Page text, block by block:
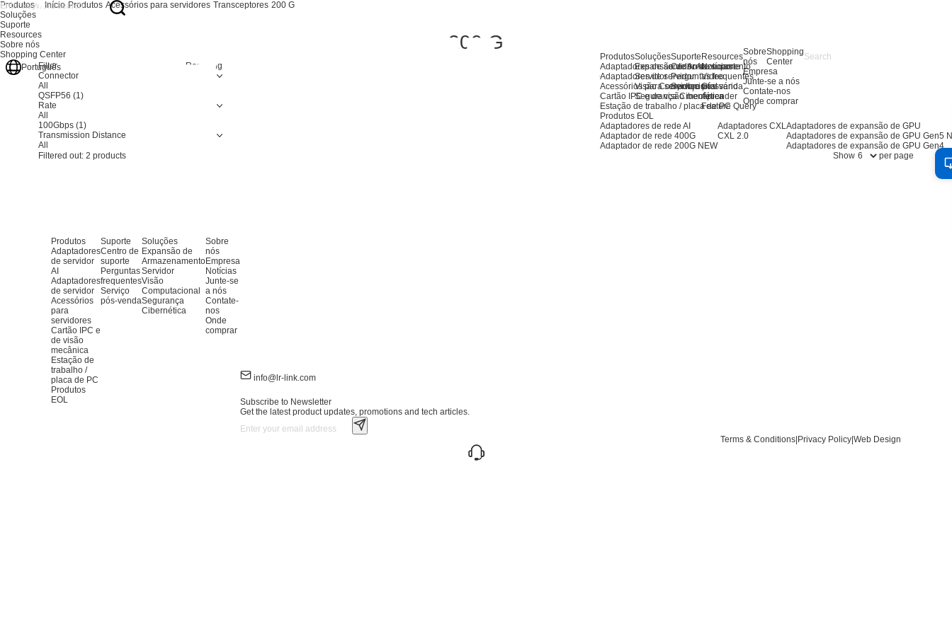
Produtos
Adaptadores de servidor AI
Adaptadores de servidor
Acessórios para servidores
Cartão IPC e de visão mecânica
Estação de trabalho / placa de PC
Produtos EOL
Adaptadores de rede AI
Adaptador de rede 400G
Adaptador de rede 200G NEW
Adaptadores CXL
CXL 2.0
Adaptadores de expansão de GPU
Adaptadores de expansão de GPU Gen5
Adaptadores de expansão de GPU Gen4
Soluções
Expansão de Armazenamento
Servidor
Visão Computacional
Segurança Cibernética
Suporte
Centro de suporte
Perguntas frequentes
Serviço pós-venda
Resources
Notícias
Video
Glossário
Aprender
Feature Query
Sobre
nós
Empresa
Junte-se a nós
Contate-nos
Onde comprar
Shopping
Center
Produtos
Soluções
Suporte
Resources
Sobre nós
Shopping Center
Português
Início Produtos Acessórios para servidores Transceptores 200 G
200 G
Filter
Resetting
Connector
All
QSFP56 (1)
Rate
All
100Gbps (1)
Transmission Distance
All
Filtered out: 2 products Show per page
Produtos
Adaptadores
de servidor
AI
Adaptadores
de servidor
Acessórios
para
servidores
Cartão IPC e
de visão
mecânica
Estação de
trabalho /
placa de PC
Produtos
EOL
Suporte
Centro de
suporte
Perguntas
frequentes
Serviço
pós-venda
Soluções
Expansão de
Armazenamento
Servidor
Visão
Computacional
Segurança
Cibernética
Sobre
nós
Empresa
Notícias
Junte-se
a nós
Contate-
nos
Onde
comprar
info@lr-link.com
Subscribe to Newsletter
Get the latest product updates, promotions and tech articles.
Terms & Conditions Privacy Policy Web Design